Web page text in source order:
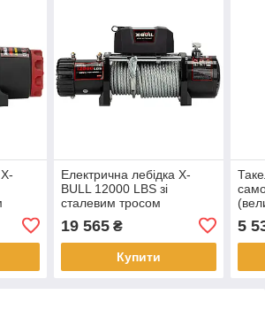
Електрична лебідка X-
BULL 12000 LBS зі
сталевим тросом
19 565₴
Купити
5